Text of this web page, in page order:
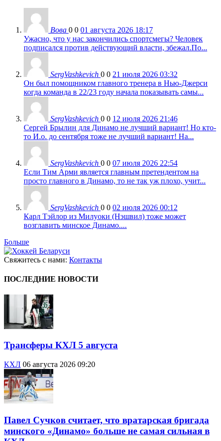
Вова 0 0 01 августа 2026 18:17
Ужасно, что у нас закончились спортсмегы? Человек
подписался против действующнй власти, збежал.По...
SergVashkevich 0 0 21 июля 2026 03:32
Он был помощником главного тренера в Нью-Джерси
когда команда в 22/23 году начала показывать самы...
SergVashkevich 0 0 12 июля 2026 21:46
Сергей Брылин для Динамо не лучший вариант! Но кто-
то И.о. до сентября тоже не лучший вариант! На...
SergVashkevich 0 0 07 июля 2026 22:54
Если Тим Арми является главным претендентом на
просто главного в Динамо, то не так уж плохо, учит...
SergVashkevich 0 0 02 июля 2026 00:12
Карл Тэйлор из Милуоки (Нэшвил) тоже может
возглавить минское Динамо....
Больше
Свяжитесь с нами: Контакты
ПОСЛЕДНИЕ НОВОСТИ
Трансферы КХЛ 5 августа
КХЛ 06 августа 2026 09:20
Павел Сучков считает, что вратарская бригада
минского «Динамо» больше не самая сильная в